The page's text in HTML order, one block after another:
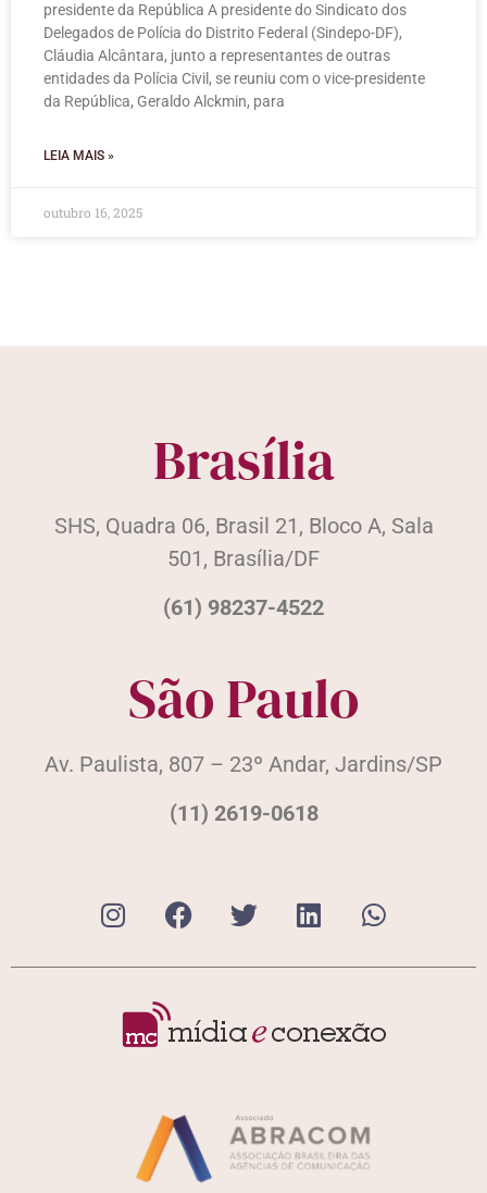
presidente da República A presidente do Sindicato dos
Delegados de Polícia do Distrito Federal (Sindepo-DF),
Cláudia Alcântara, junto a representantes de outras
entidades da Polícia Civil, se reuniu com o vice-presidente
da República, Geraldo Alckmin, para
LEIA MAIS »
outubro 16, 2025
Brasília
SHS, Quadra 06, Brasil 21, Bloco A, Sala
501, Brasília/DF
(61) 98237-4522
São Paulo
Av. Paulista, 807 – 23º Andar, Jardins/SP
(11) 2619-0618